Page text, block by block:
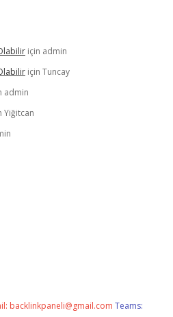
için admin
için Tuncay
admin
Yiğitcan
backlinkpaneli@gmail.com Teams: